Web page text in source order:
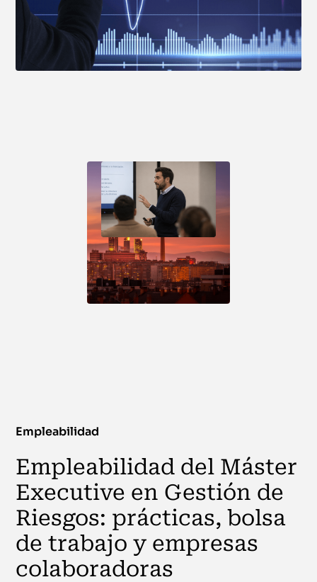
Empleabilidad
Empleabilidad del Máster
Executive en Gestión de
Riesgos: prácticas, bolsa
de trabajo y empresas
colaboradoras